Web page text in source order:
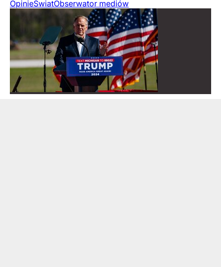
OpinieŚwiatObserwator mediów